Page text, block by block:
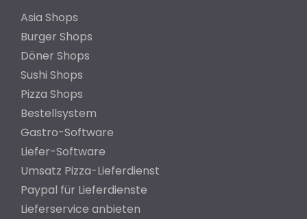
Asia Shops
Burger Shops
Döner Shops
Sushi Shops
Pizza Shops
Bestellsystem
Gastro-Software
Liefer-Software
Umsatz Pizza-Lieferdienst
Paypal für Lieferdienste
Lieferservice anbieten